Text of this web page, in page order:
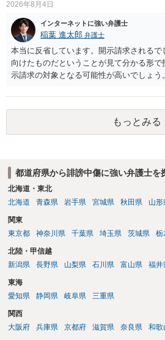
2026年8月4日
インターネットに強い弁護士
稲葉 進太郎 弁護士
本当に反省しています。開示請求される
向けたものだということが見て分かる形
示請求の対象となる可能性が高いでしょ
と存じます。発信者情報開示請求が進む
者のところに、意見照会がなされます。
は、アカウントの登録メールに意見照会が
場合賠償金はいくらでしょうか。 →ケー
もっとみる
都道府県から誹謗中傷に強い弁護士を
北海道・東北
北海道
青森県 岩手県 宮城県 秋田県 山形
関東
東京都
神奈川県 千葉県 埼玉県 茨城県 栃
北陸・甲信越
新潟県
長野県 山梨県 石川県 富山県 福井
東海
愛知県
静岡県 岐阜県 三重県
関西
大阪府
兵庫県 京都府 滋賀県 奈良県 和歌